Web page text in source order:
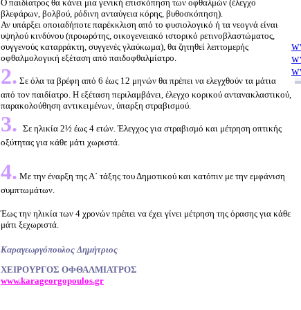
Ο παιδίατρος θα κάνει μια γενική επισκόπηση των οφθαλμών (έλεγχο
βλεφάρων, βολβού, ρόδινη ανταύγεια κόρης, βυθοσκόπηση).
Αν υπάρξει οποιαδήποτε παρέκκλιση από το φυσιολογικό ή τα νεογνά είναι
υψηλού κινδύνου (προωρότης, οικογενειακό ιστορικό ρετινοβλαστώματος,
συγγενούς καταρράκτη, συγγενές γλαύκωμα), θα ζητηθεί λεπτομερής
οφθαλμολογική εξέταση από παιδοφθαλμίατρο.
2. Σε όλα τα βρέφη από 6 έως 12 μηνών θα πρέπει να ελεγχθούν τα μάτια
από τον παιδίατρο. Η εξέταση περιλαμβάνει, έλεγχο κορικού αντανακλαστικού,
παρακολούθηση αντικειμένων, ύπαρξη στραβισμού.
3. Σε ηλικία 2½ έως 4 ετών. Έλεγχος για στραβισμό και μέτρηση οπτικής
οξύτητας για κάθε μάτι χωριστά.
4. Με την έναρξη της Α΄ τάξης του Δημοτικού και κατόπιν με την εμφάνιση
συμπτωμάτων.
Έως την ηλικία των 4 χρονών πρέπει να έχει γίνει μέτρηση της όρασης για κάθε
μάτι ξεχωριστά.
Καραγεωργόπουλος Δημήτριος
ΧΕΙΡΟΥΡΓΟΣ ΟΦΘΑΛΜΙΑΤΡΟΣ
www.karageorgopoulos.gr